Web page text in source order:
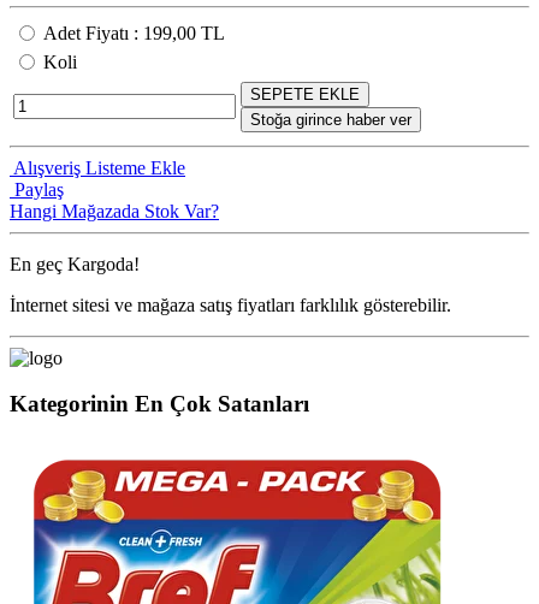
Adet Fiyatı : 199,00 TL
Koli
SEPETE EKLE
Stoğa girince haber ver
Alışveriş Listeme Ekle
Paylaş
Hangi Mağazada Stok Var?
En geç Kargoda!
İnternet sitesi ve mağaza satış fiyatları farklılık gösterebilir.
Kategorinin En Çok Satanları